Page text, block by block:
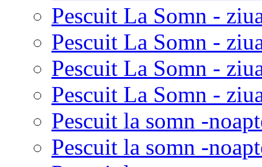
Pescuit La Somn -
Pescuit La Somn -
Pescuit La Somn -
Pescuit La Somn -
Pescuit la somn -
Pescuit la somn -